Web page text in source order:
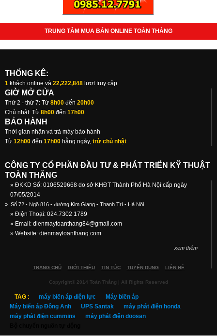
TRUNG TÂM MUA BÁN ONLINE TOÀN THẮNG
THỐNG KÊ:
1 khách online và 22,222,848 lượt truy cập
GIỜ MỞ CỬA
Thứ 2 - thứ 7: Từ 8h00 đến 20h00
Chủ nhật: Từ 8h00 đến 17h00
BẢO HÀNH
Thời gian nhận và trả máy bảo hành
Từ 12h00 đến 17h00 hằng ngày, trừ chủ nhật
CÔNG TY CỔ PHẦN ĐẦU TƯ & PHÁT TRIỂN KỸ THUẬT
TOÀN THẮNG
» ĐKKD Số: 0106529668 do sở KHĐT Thành Phố Hà Nội cấp ngày
07/05/2014
» Số 72 - Ngõ 816 - đường Kim Giang - Thanh Trì - Hà Nội
» Điện Thoại: 024.7302 1789
» Email: dienmaytoanthang84@gmail.com
» Website: dienmaytoanthang.com
xem thêm
TRANG CHỦ GIỚI THIỆU TIN TỨC TUYỂN DỤNG LIÊN HỆ
Copyright© 2014 Toàn Thắng | All Rights Reserved
TAG : máy biến áp điện lực
Máy biến áp
Máy biến áp Đông Anh
UPS Santak
máy phát điện honda
máy phát điện cummins
máy phát điện doosan